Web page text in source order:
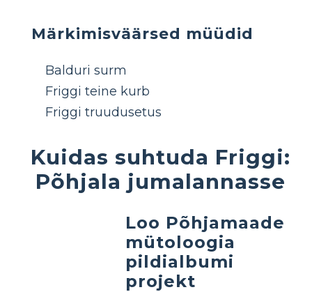
Märkimisväärsed müüdid
Balduri surm
Friggi teine ​​kurb
Friggi truudusetus
Kuidas suhtuda Friggi:
Põhjala jumalannasse
Loo Põhjamaade
mütoloogia
pildialbumi
projekt